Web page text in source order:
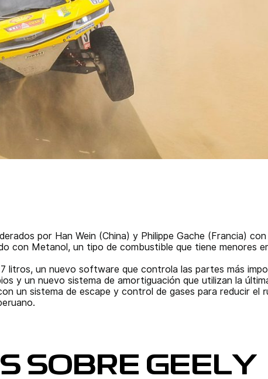
por Han Wein (China) y Philippe Gache (Francia)
con Metanol, un tipo de combustible que tiene menores
litros, un nuevo software que controla las partes más
y un nuevo sistema de amortiguación que utilizan la
un sistema de escape y control de gases para reducir
SOBRE GEELY